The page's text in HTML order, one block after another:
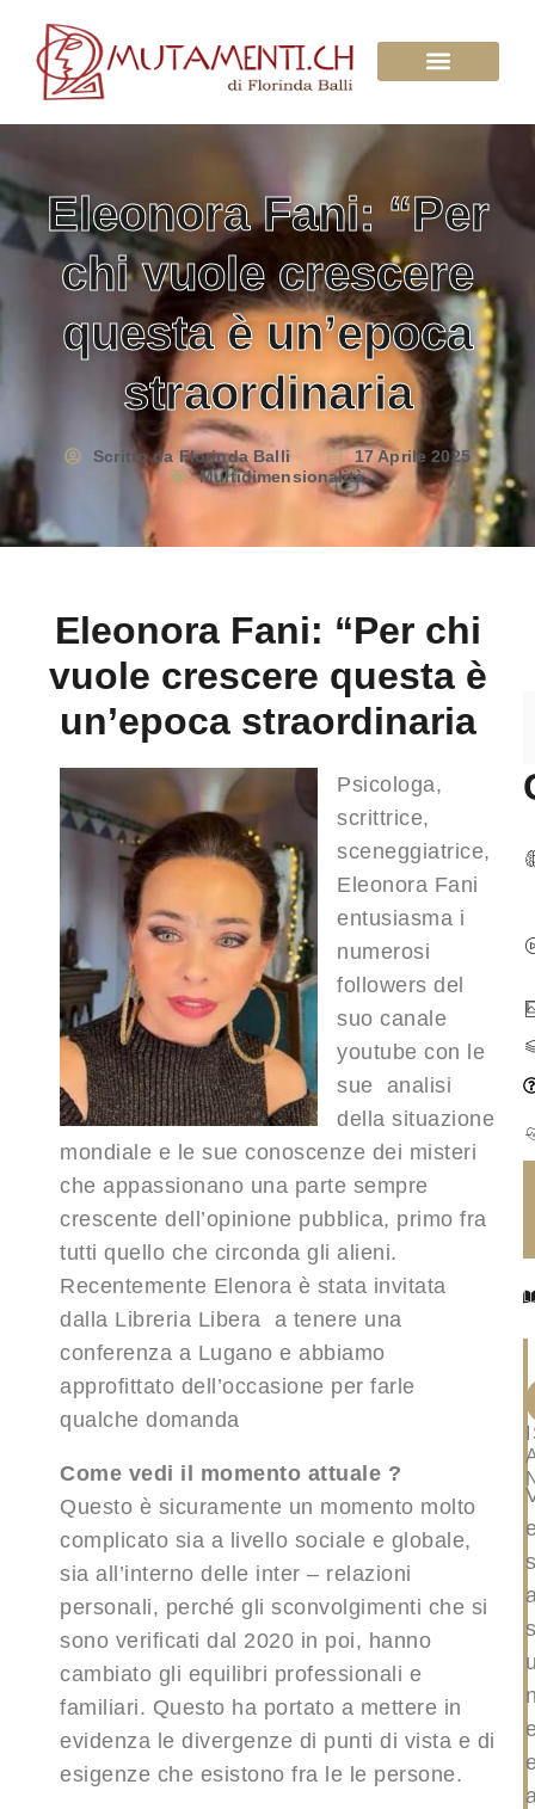
Eleonora Fani: “Per
chi vuole crescere
questa è un’epoca
straordinaria
Scritto daFlorinda Balli
17 Aprile 2025
Multidimensionalità
Eleonora Fani: “Per chi
vuole crescere questa è
un’epoca straordinaria
Psicologa,
scrittrice,
sceneggiatrice,
Eleonora Fani
entusiasma i
numerosi
followers del
suo canale
youtube con le
sue analisi
della situazione
mondiale e le sue conoscenze dei misteri
che appassionano una parte sempre
crescente dell’opinione pubblica, primo fra
tutti quello che circonda gli alieni.
Recentemente Elenora è stata invitata
dalla Libreria Libera a tenere una
conferenza a Lugano e abbiamo
approfittato dell’occasione per farle
qualche domanda
Come vedi il momento attuale ?
Questo è sicuramente un momento molto
complicato sia a livello sociale e globale,
sia all’interno delle inter – relazioni
personali, perché gli sconvolgimenti che si
sono verificati dal 2020 in poi, hanno
cambiato gli equilibri professionali e
familiari. Questo ha portato a mettere in
evidenza le divergenze di punti di vista e di
esigenze che esistono fra le le persone.